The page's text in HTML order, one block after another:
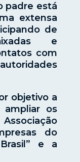
padre está
extensa
de
e
com
objetivo a
ampliar os
do
e a